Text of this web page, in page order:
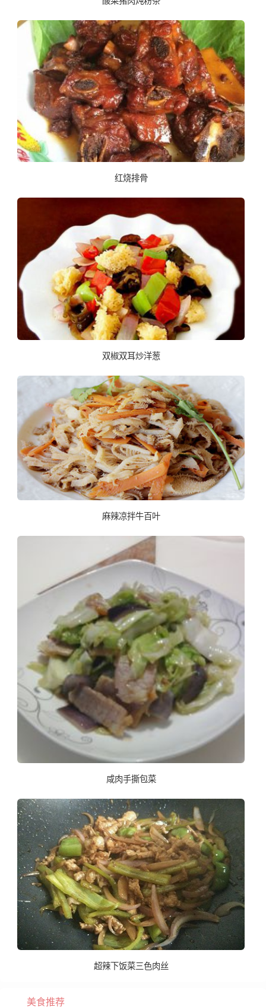
红烧排骨
双椒双耳炒洋葱
麻辣凉拌牛百叶
咸肉手撕包菜
超辣下饭菜三色肉丝
美食推荐